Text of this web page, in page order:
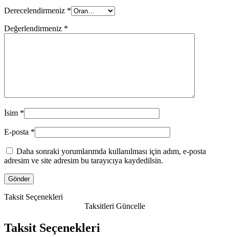
Derecelendirmeniz *
Değerlendirmeniz *
İsim *
E-posta *
Daha sonraki yorumlarımda kullanılması için adım, e-posta
adresim ve site adresim bu tarayıcıya kaydedilsin.
Taksit Seçenekleri
Taksitleri Güncelle
Taksit Seçenekleri